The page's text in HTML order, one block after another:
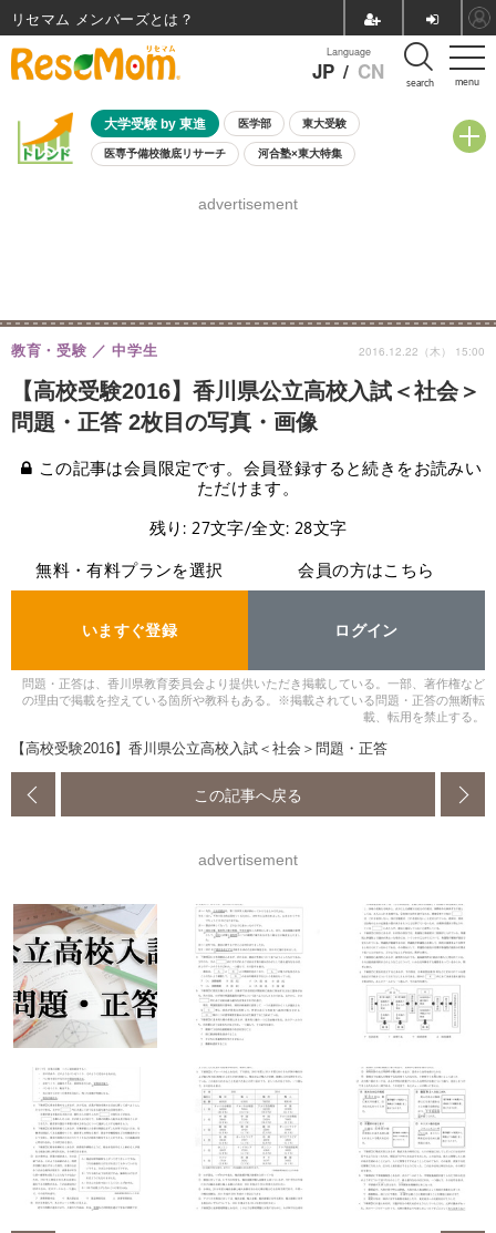
menu
Language
JP / CN search
大学受験 by 東進 医学部 東大受験
医専予備校徹底リサーチ 河合塾×東大特集
8月開催学校説明会・相談会
advertisement
【高校受験2016】香川県公立高校入試＜社会＞
問題・正答 2枚目の写真・画像
教育・受験 中学生 2016.12.22（木） 15:00
この記事は会員限定です。会員登録すると続きをお読みい
ただけます。
残り: 27文字/全文: 28文字
無料・有料プランを選択
いますぐ登録
会員の方はこちら
ログイン
問題・正答は、香川県教育委員会より提供いただき掲載している。一部、著作権など
の理由で掲載を控えている箇所や教科もある。※掲載されている問題・正答の無断転
載、転用を禁止する。
【高校受験2016】香川県公立高校入試＜社会＞問題・正答
この記事へ戻る
advertisement
リセマム メンバーズ